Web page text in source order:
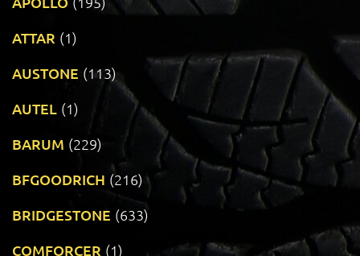
ATTAR (1)
AUSTONE (113)
AUTEL (1)
BARUM (229)
BFGOODRICH (216)
BRIDGESTONE (633)
COMFORCER (1)